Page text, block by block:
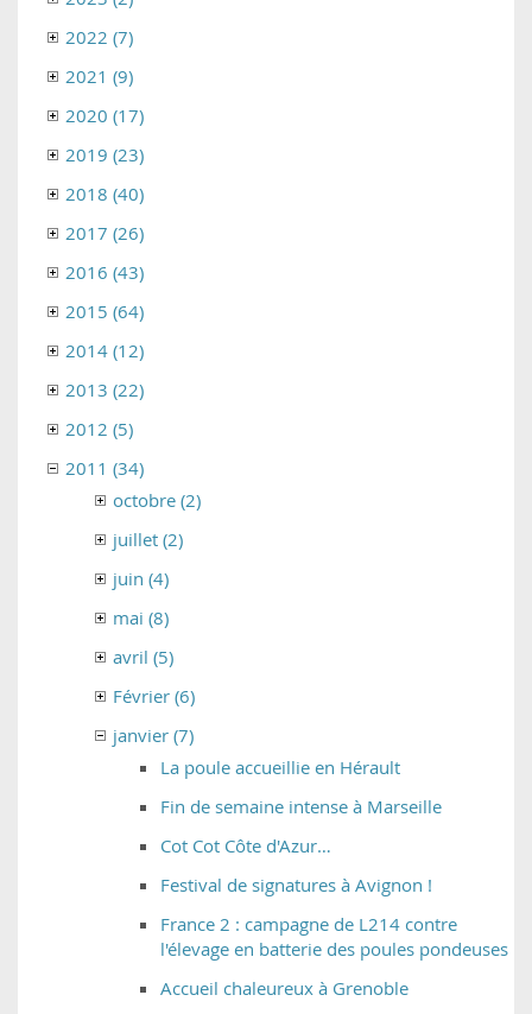
2022 (7)
2021 (9)
2020 (17)
2019 (23)
2018 (40)
2017 (26)
2016 (43)
2015 (64)
2014 (12)
2013 (22)
2012 (5)
2011 (34)
octobre (2)
juillet (2)
juin (4)
mai (8)
avril (5)
Février (6)
janvier (7)
La poule accueillie en Hérault
Fin de semaine intense à Marseille
Cot Cot Côte d'Azur…
Festival de signatures à Avignon !
France 2 : campagne de L214 contre
l'élevage en batterie des poules pondeuses
Accueil chaleureux à Grenoble